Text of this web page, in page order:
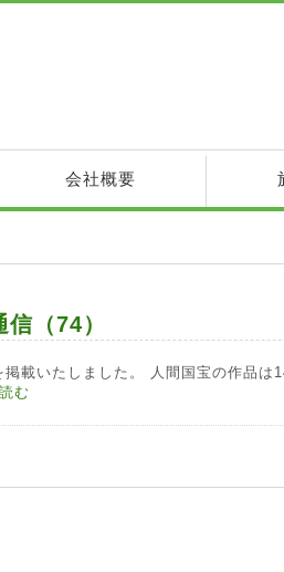
会社概要
（74）
載いたしました。 人間国宝の作品は
む